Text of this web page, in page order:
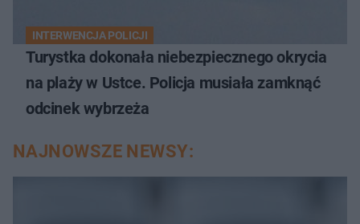
INTERWENCJA POLICJI
Turystka dokonała niebezpiecznego okrycia
na plaży w Ustce. Policja musiała zamknąć
odcinek wybrzeża
NAJNOWSZE NEWSY: